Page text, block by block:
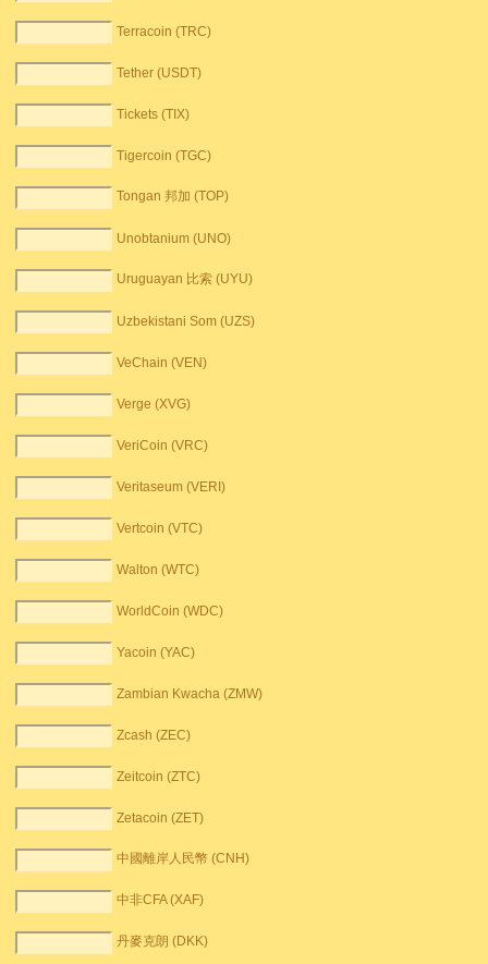
Terracoin (TRC)
Tether (USDT)
Tickets (TIX)
Tigercoin (TGC)
Tongan 邦加 (TOP)
Unobtanium (UNO)
Uruguayan 比索 (UYU)
Uzbekistani Som (UZS)
VeChain (VEN)
Verge (XVG)
VeriCoin (VRC)
Veritaseum (VERI)
Vertcoin (VTC)
Walton (WTC)
WorldCoin (WDC)
Yacoin (YAC)
Zambian Kwacha (ZMW)
Zcash (ZEC)
Zeitcoin (ZTC)
Zetacoin (ZET)
中國離岸人民幣 (CNH)
中非CFA (XAF)
丹麥克朗 (DKK)